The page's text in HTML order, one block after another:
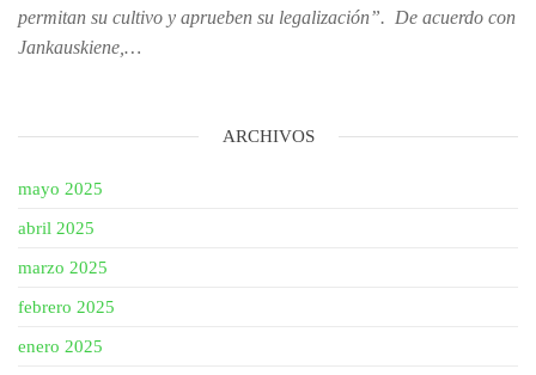
permitan su cultivo y aprueben su legalización”. De acuerdo con
Jankauskiene,…
ARCHIVOS
mayo 2025
abril 2025
marzo 2025
febrero 2025
enero 2025